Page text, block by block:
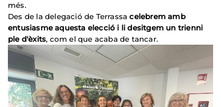
més.
Des de la delegació de Terrassacelebrem amb
entusiasme aquesta elecció i li desitgem un trienni
ple d'èxits, com el que acaba de tancar.